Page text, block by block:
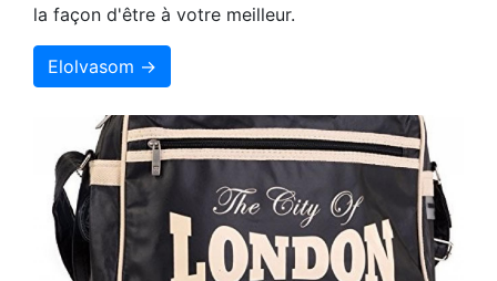
la façon d'être à votre meilleur.
Elolvasom →